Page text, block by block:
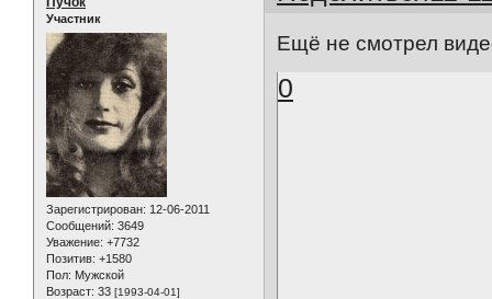
Участник
Зарегистрирован: 12-06-2011
Сообщений: 3649
Уважение: +7732
Позитив: +1580
Пол: Мужской
Возраст: 33 [1993-04-01]
Ещё не смотрел
0